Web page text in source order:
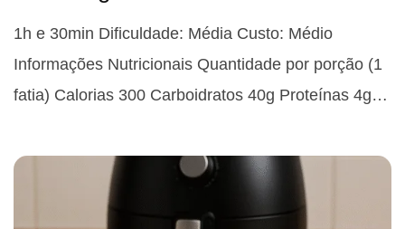
1h e 30min Dificuldade: Média Custo: Médio
Informações Nutricionais Quantidade por porção (1
fatia) Calorias 300 Carboidratos 40g Proteínas 4g…